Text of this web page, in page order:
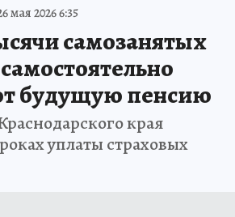
мая 2026 6:35
самозанятых
будущую пенсию
края
уплаты страховых